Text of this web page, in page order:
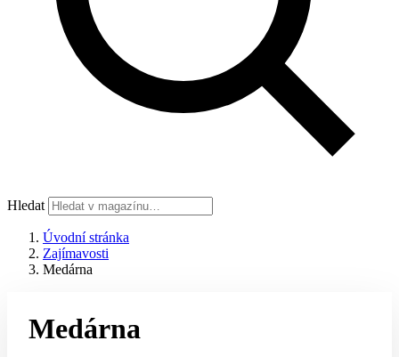
Hledat
Úvodní stránka
Zajímavosti
Medárna
Medárna